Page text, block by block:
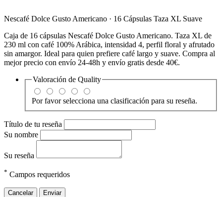
Nescafé Dolce Gusto Americano · 16 Cápsulas Taza XL Suave
Caja de 16 cápsulas Nescafé Dolce Gusto Americano. Taza XL de
230 ml con café 100% Arábica, intensidad 4, perfil floral y afrutado
sin amargor. Ideal para quien prefiere café largo y suave. Compra al
mejor precio con envío 24-48h y envío gratis desde 40€.
Valoración de Quality
Por favor selecciona una clasificación para su reseña.
Título de tu reseña
Su nombre
Su reseña
* Campos requeridos
Cancelar Enviar